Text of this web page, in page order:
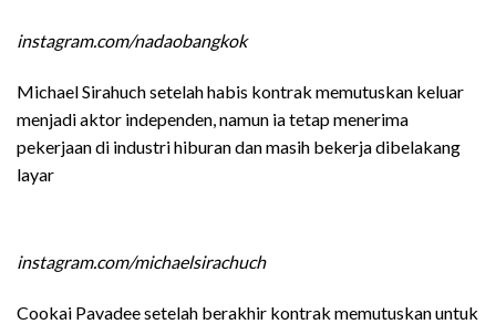
instagram.com/nadaobangkok
Michael Sirahuch setelah habis kontrak memutuskan keluar
menjadi aktor independen, namun ia tetap menerima
pekerjaan di industri hiburan dan masih bekerja dibelakang
layar
instagram.com/michaelsirachuch
Cookai Pavadee setelah berakhir kontrak memutuskan untuk